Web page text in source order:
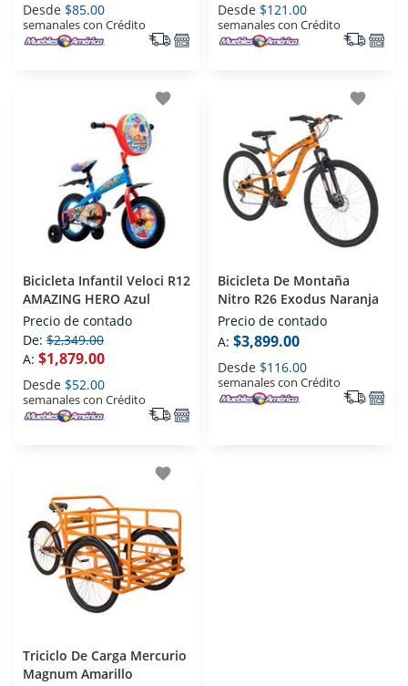
Desde $85.00
semanales con Crédito
Desde $121.00
semanales con Crédito
favorite
Bicicleta Infantil Veloci R12
AMAZING HERO Azul
Precio de contado
De: $2,349.00
A: $1,879.00
Desde $52.00
semanales con Crédito
favorite
Bicicleta De Montaña
Nitro R26 Exodus Naranja
Precio de contado
A: $3,899.00
Desde $116.00
semanales con Crédito
favorite
Triciclo De Carga Mercurio
Magnum Amarillo